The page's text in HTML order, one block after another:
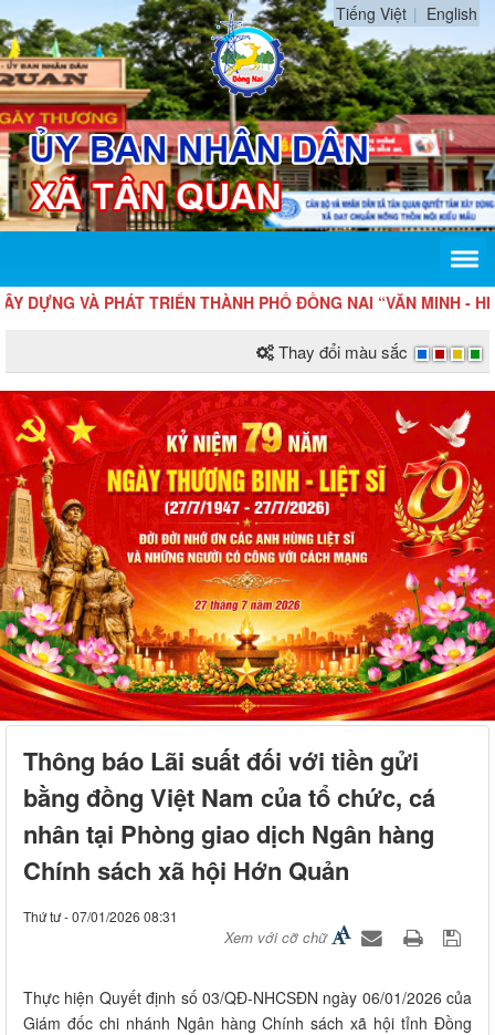
Tiếng Việt English
VÀ PHÁT TRIỂN THÀNH PHỐ ĐỒNG NAI “VĂN MINH - HIỆN
Thay đổi màu sắc
Thông báo Lãi suất đối với tiền gửi
bằng đồng Việt Nam của tổ chức, cá
nhân tại Phòng giao dịch Ngân hàng
Chính sách xã hội Hớn Quản
Thứ tư - 07/01/2026 08:31
Xem với cỡ chữ
Thực hiện Quyết định số 03/QĐ-NHCSĐN ngày 06/01/2026 của
Giám đốc chi nhánh Ngân hàng Chính sách xã hội tỉnh Đồng